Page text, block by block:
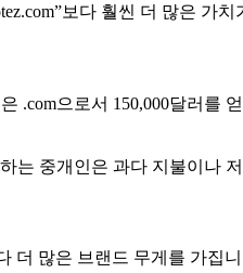
보다 훨씬 더 많은 가
으로서 150,000달러를
는 중개인은 과다 지불이나
더 많은 브랜드 무게를 가